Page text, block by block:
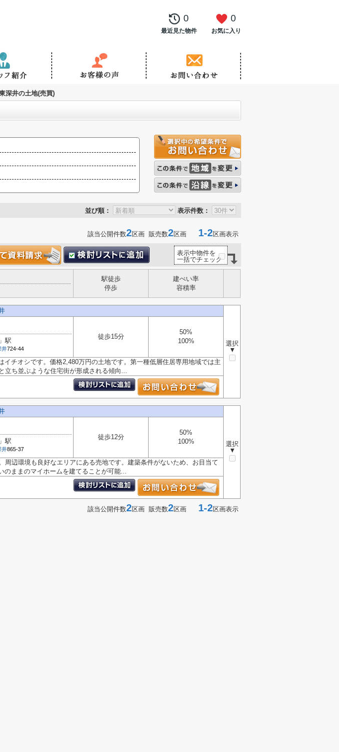
0
最近見た物件
0
お気に入り
深井の土地(売買)
並び順： 表示件数：
該当公開件数2区画 販売数2区画 1-2区画表示
表示中物件を
一括でチェック
駅徒歩
停歩
建ぺい率
容積率
選択
▼
」駅
井724-44
徒歩15分
50%
100%
イチオシです。価格2,480万円の土地です。第一種低層住居専用地域では主
立ち並ぶような住宅街が形成される傾向...
選択
▼
」駅
井865-37
徒歩12分
50%
100%
周辺環境も良好なエリアにある売地です。建築条件がないため、お目当て
のままのマイホームを建てることが可能...
該当公開件数2区画 販売数2区画 1-2区画表示